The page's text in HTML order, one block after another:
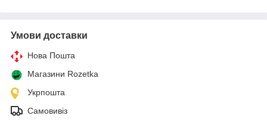
Умови доставки
Нова Пошта
Магазини Rozetka
Укрпошта
Самовивіз